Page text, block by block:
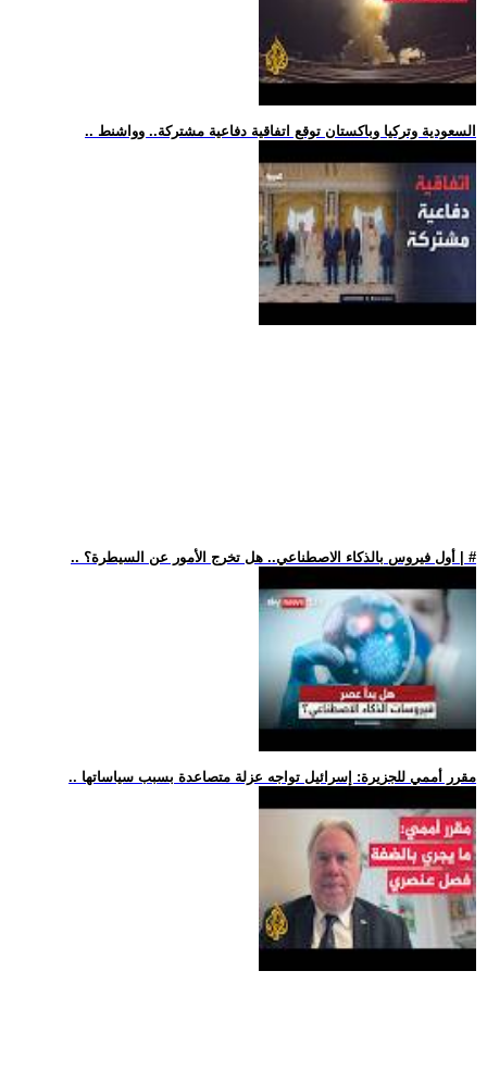
.. السعودية وتركيا وباكستان توقع اتفاقية دفاعية مشتركة.. وواشنط
.. أول فيروس بالذكاء الاصطناعي.. هل تخرج الأمور عن السيطرة؟ | #
.. مقرر أممي للجزيرة: إسرائيل تواجه عزلة متصاعدة بسبب سياساتها